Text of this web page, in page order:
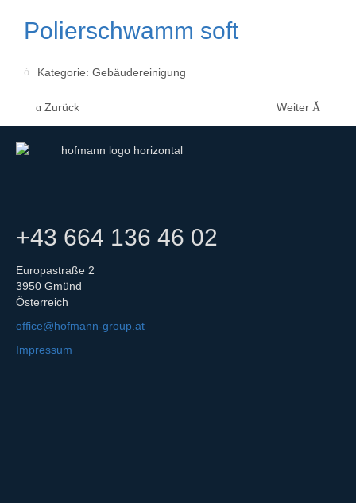
Polierschwamm soft
Kategorie: Gebäudereinigung
Zurück Weiter
+43 664 136 46 02
Europastraße 2
3950 Gmünd
Österreich
office@hofmann-group.at
Impressum